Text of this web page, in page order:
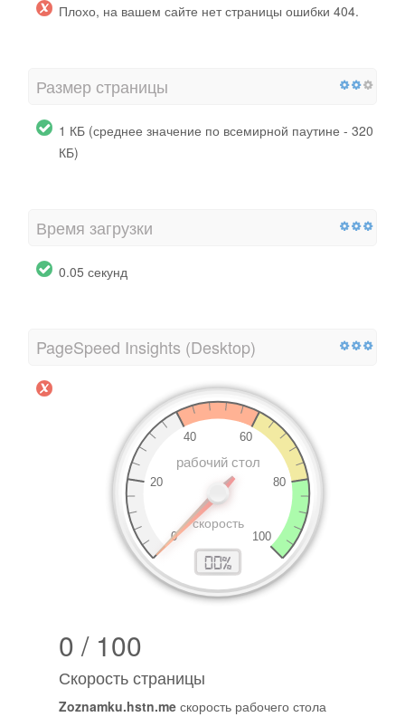
Плохо, на вашем сайте нет страницы ошибки 404.
Размер страницы
1 КБ (среднее значение по всемирной паутине - 320
КБ)
Время загрузки
0.05 секунд
PageSpeed ​​Insights (Desktop)
0 / 100
Скорость страницы
Zoznamku.hstn.me скорость рабочего стола